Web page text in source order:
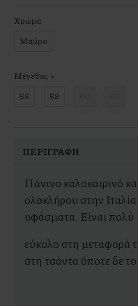
Χρώμα
Μαύρο
Μέγεθος
56
58
ΠΕΡΙΓΡΑΦΉ
Πάνινο καλοκαιρινό
ολοκλήρου στην
υφάσματα. Είναι πολύ
εύκολο στη μεταφορά
στη τσάντα όποτε δε